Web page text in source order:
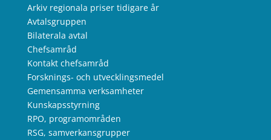
Arkiv regionala priser tidigare år
Avtalsgruppen
Bilaterala avtal
Chefsamråd
Kontakt chefsamråd
Forsknings- och utvecklingsmedel
Gemensamma verksamheter
Kunskapsstyrning
RPO, programområden
RSG, samverkansgrupper